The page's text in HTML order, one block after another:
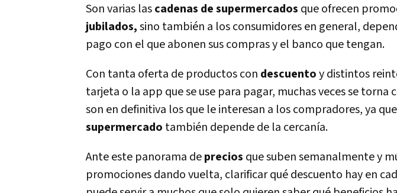
Son varias lascadenas de supermercados que ofrecen
jubilados,sino también a los consumidores en general,
pago con el que abonen sus compras y el banco que tengan.
Con tanta oferta de productos con descuentoy distintos
tarjeta o la app que se use para pagar, muchas veces se torna
son en definitiva los que le interesan a los compradores, ya
supermercado también depende de la cercanía.
Ante este panorama deprecios que suben semanalmente y
promociones dando vuelta, clarificar qué descuento hay en